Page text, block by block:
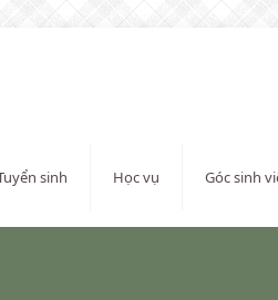
sinh Học vụ Góc sinh